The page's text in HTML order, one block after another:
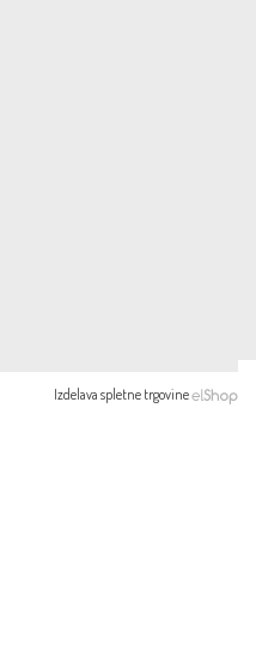
Izdelava spletne trgovine